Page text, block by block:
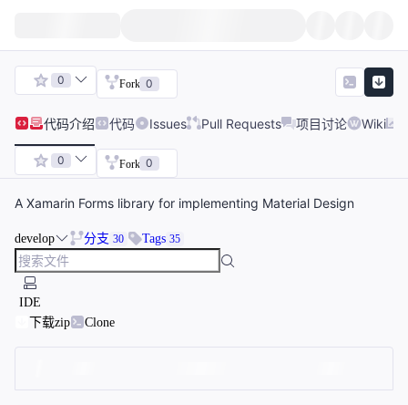
0 Fork 0
代码介绍 代码 Issues Pull Requests 项目讨论 Wiki
0 Fork 0
A Xamarin Forms library for implementing Material Design
develop 分支 30 Tags 35
IDE
下载zip
Clone